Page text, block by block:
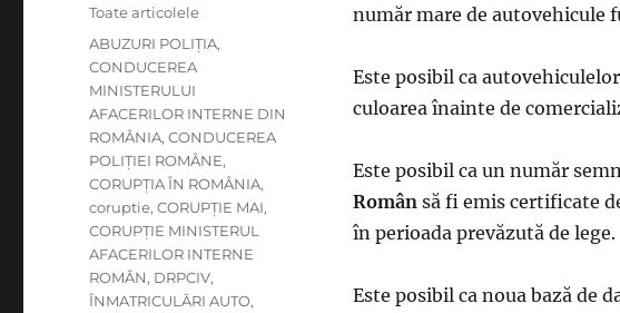
număr mare de autovehicule
Este posibil ca
culoarea înainte de
Este posibil ca un număr
Român să fi emis certificate
în perioada prevăzută de lege.
Este posibil ca noua bază de
Categories
Toate articolele
Tags
ABUZURI POLIȚIA,
CONDUCEREA
MINISTERULUI
AFACERILOR INTERNE DIN
ROMÂNIA,CONDUCEREA
POLIȚIEI ROMÂNE,
CORUPȚIA ÎN ROMÂNIA,
coruptie,CORUPȚIE MAI,
CORUPȚIE MINISTERUL
AFACERILOR INTERNE
ROMÂN, DRPCIV,
ÎNMATRICULĂRI AUTO,